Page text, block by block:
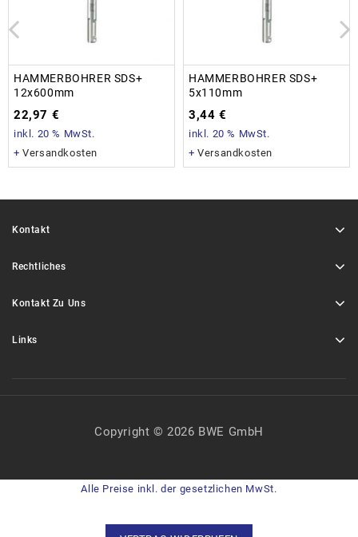
HAMMERBOHRER SDS+
12x600mm
22,97 €
inkl. 20 % MwSt.
+Versandkosten
HAMMERBOHRER SDS+
5x110mm
3,44 €
inkl. 20 % MwSt.
+Versandkosten
Kontakt
Rechtliches
Kontakt Zu Uns
Links
Copyright © 2026 BWE GmbH
Alle Preise inkl. der gesetzlichen MwSt.